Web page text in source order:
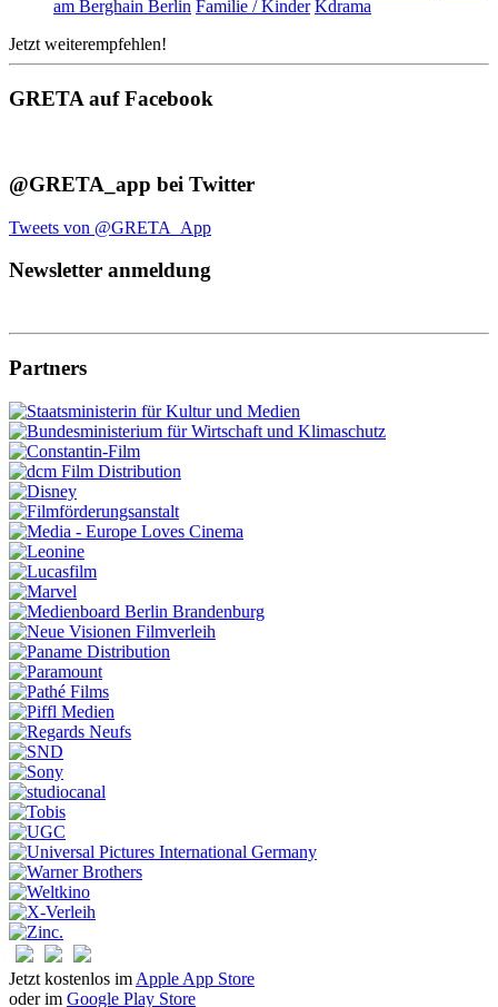
am Berghain Berlin Familie / Kinder Kdrama
Jetzt weiterempfehlen!
GRETA auf Facebook
@GRETA_app bei Twitter
Tweets von @GRETA_App
Newsletter anmeldung
Partners
Jetzt kostenlos im Apple App Store
oder im Google Play Store